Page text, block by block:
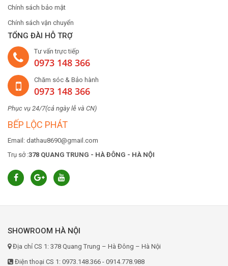
Chính sách bảo mật
Chính sách vận chuyển
TỔNG ĐÀI HỖ TRỢ
Tư vấn trực tiếp
0973 148 366
Chăm sóc & Bảo hành
0973 148 366
Phục vụ 24/7(cả ngày lễ và CN)
BẾP LỘC PHÁT
Email: dathau8690@gmail.com
Trụ sở :378 QUANG TRUNG - HÀ ĐÔNG - HÀ NỘI
SHOWROOM HÀ NỘI
Địa chỉ CS 1: 378 Quang Trung – Hà Đông – Hà Nội
Điện thoại CS 1: 0973.148.366 - 0914.778.988